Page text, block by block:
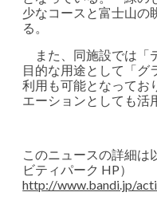
少なコースと富士山の
る。
また、同施設では「
目的な用途として「グ
利用も可能となってお
エーションとしても活
このニュースの詳細は
ビティパーク HP）
http://www.bandi.jp/